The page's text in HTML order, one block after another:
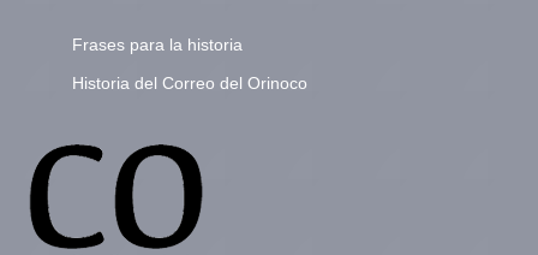
Frases para la historia
Historia del Correo del Orinoco